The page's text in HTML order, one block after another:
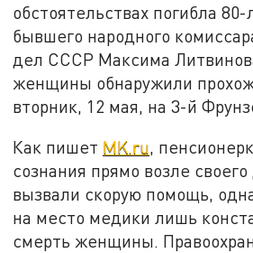
обстоятельствах погибла
бывшего народного
дел СССР Максима
женщины обнаружили
вторник, 12 мая, на 3-й
Как пишет MK.ru,
сознания прямо возле
вызвали скорую помощь,
на место медики лишь
смерть женщины.